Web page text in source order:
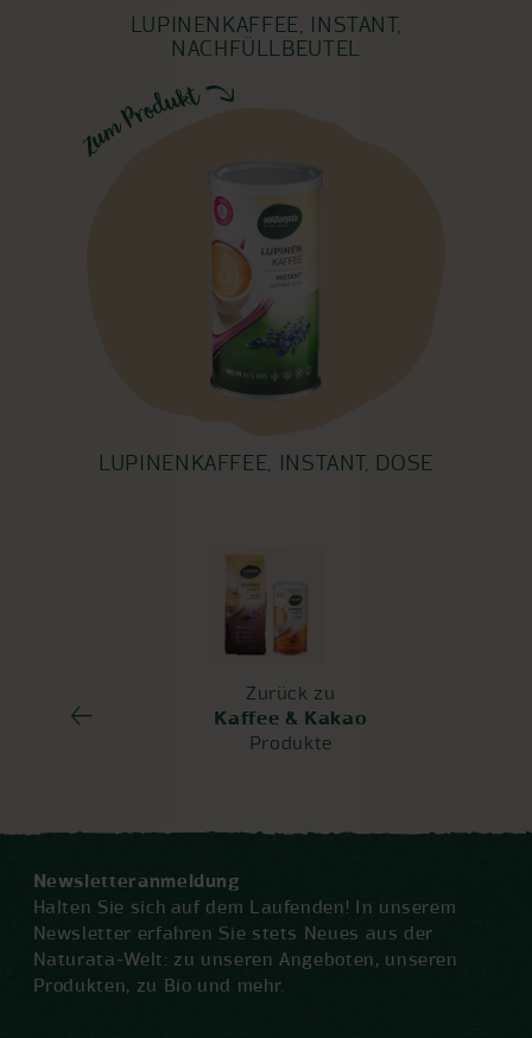
LUPINENKAFFEE, INSTANT,
NACHFÜLLBEUTEL
LUPINENKAFFEE, INSTANT, DOSE
Zurück zu
Kaffee & Kakao
Produkte
Newsletteranmeldung
Halten Sie sich auf dem Laufenden! In unserem
Newsletter erfahren Sie stets Neues aus der
Naturata-Welt: zu unseren Angeboten, unseren
Produkten, zu Bio und mehr.